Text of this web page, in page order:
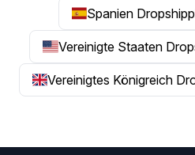
Spanien
Vereinigte Staaten
Vereinigtes Königreich